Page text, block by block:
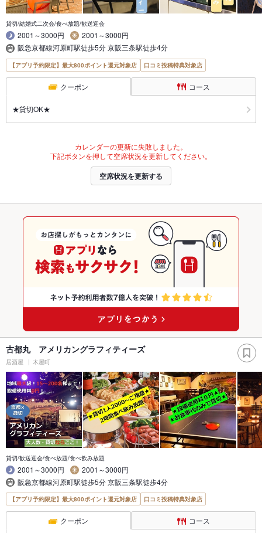
貸切/結婚式二次会/食べ放題/歓送迎会
2001～3000円
2001～3000円
阪急京都線河原町駅徒歩5分 京阪三条駅徒歩4分
【アプリ予約限定】最大800ポイント還元対象店 口コミ投稿特典対象店
クーポン コース
★貸切OK★
カレンダーの更新に失敗しました。
下記ボタンを押して空席状況を更新してください。
空席状況を更新する
古都丸 アメリカングラフィティーズ
居酒屋 木屋町
貸切/歓送迎会/食べ放題/食べ飲み放題
2001～3000円
2001～3000円
阪急京都線河原町駅徒歩5分 京阪三条駅徒歩4分
【アプリ予約限定】最大800ポイント還元対象店 口コミ投稿特典対象店
クーポン コース